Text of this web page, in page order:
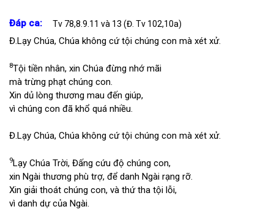
Đáp ca: Tv 78,8.9.11 và 13 (Đ. Tv 102,10a)
Đ.Lạy Chúa, Chúa không cứ tội chúng con mà xét xử.
8Tội tiền nhân, xin Chúa đừng nhớ mãi
mà trừng phạt chúng con.
Xin dủ lòng thương mau đến giúp,
vì chúng con đã khổ quá nhiều.
Đ.Lạy Chúa, Chúa không cứ tội chúng con mà xét xử.
9Lạy Chúa Trời, Đấng cứu độ chúng con,
xin Ngài thương phù trợ, để danh Ngài rạng rỡ.
Xin giải thoát chúng con, và thứ tha tội lỗi,
vì danh dự của Ngài.